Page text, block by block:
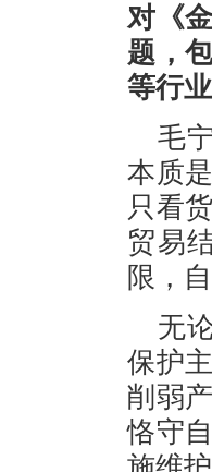
对《
题，
等行
毛
本质
只看
贸易
限，
无
保护
削弱
恪守